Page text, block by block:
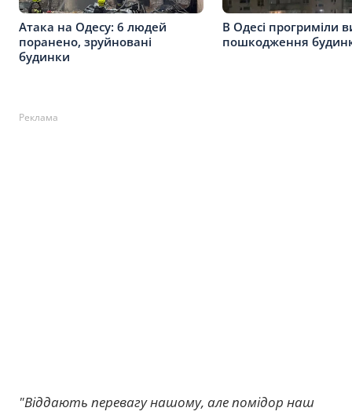
Атака на Одесу: 6 людей
поранено, зруйновані
будинки
В Одесі прогриміли
пошкодження
Реклама
"Віддають перевагу нашому, але помідор наш